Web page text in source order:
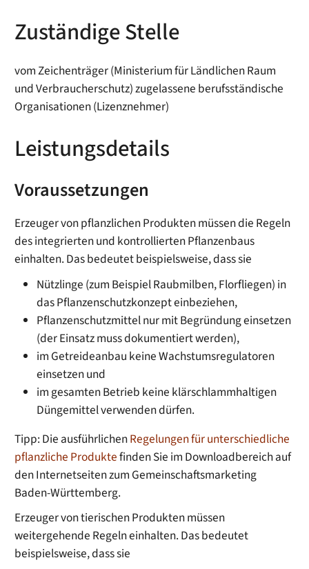
Zuständige Stelle
vom Zeichenträger (Ministerium für Ländlichen Raum
und Verbraucherschutz) zugelassene berufsständische
Organisationen (Lizenznehmer)
Leistungsdetails
Voraussetzungen
Erzeuger von pflanzlichen Produkten müssen die Regeln
des integrierten und kontrollierten Pflanzenbaus
einhalten. Das bedeutet beispielsweise, dasssie
Nützlinge (zum Beispiel Raubmilben, Florfliegen) in
das Pflanzenschutzkonzept einbeziehen,
Pflanzenschutzmittel nur mit Begründung einsetzen
(derEinsatzmussdokumentiert werden),
im Getreideanbau keine Wachstumsregulatoren
einsetzen und
im gesamten Betrieb keine klärschlammhaltigen
Düngemittel verwenden dürfen.
Tipp: Die ausführlichenRegelungen für unterschiedliche
pflanzliche Produktefinden Sie im Downloadbereich auf
den Internetseiten zum Gemeinschaftsmarketing
Baden-Württemberg.
Erzeuger von tierischen Produkten müssen
weitergehende Regeln einhalten. Das bedeutet
beispielsweise, dasssie